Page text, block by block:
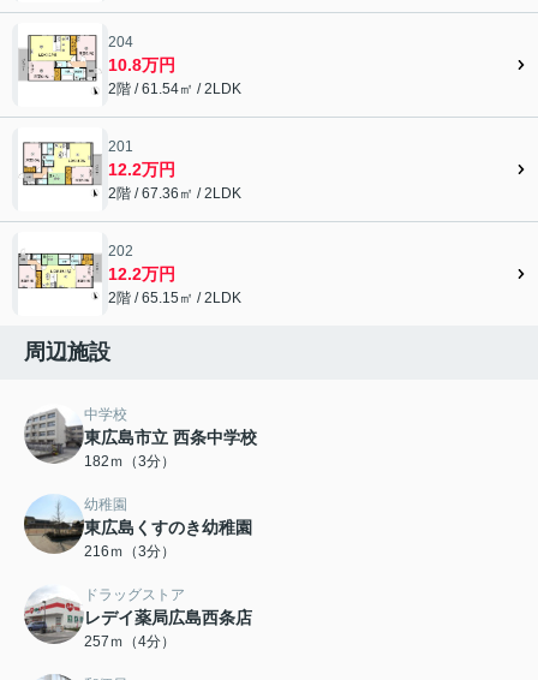
204
10.8万円
2階 / 61.54㎡ / 2LDK
201
12.2万円
2階 / 67.36㎡ / 2LDK
202
12.2万円
2階 / 65.15㎡ / 2LDK
周辺施設
中学校
東広島市立 西条中学校
182ｍ（3分）
幼稚園
東広島くすのき幼稚園
216ｍ（3分）
ドラッグストア
レデイ薬局広島西条店
257ｍ（4分）